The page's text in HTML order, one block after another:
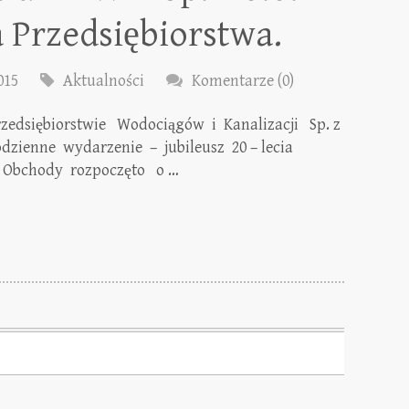
Aktualności Komentarze (0)
Wodociągów i Kanalizacji Sp. z
wydarzenie – jubileusz 20 – lecia
Obchody rozpoczęto o …